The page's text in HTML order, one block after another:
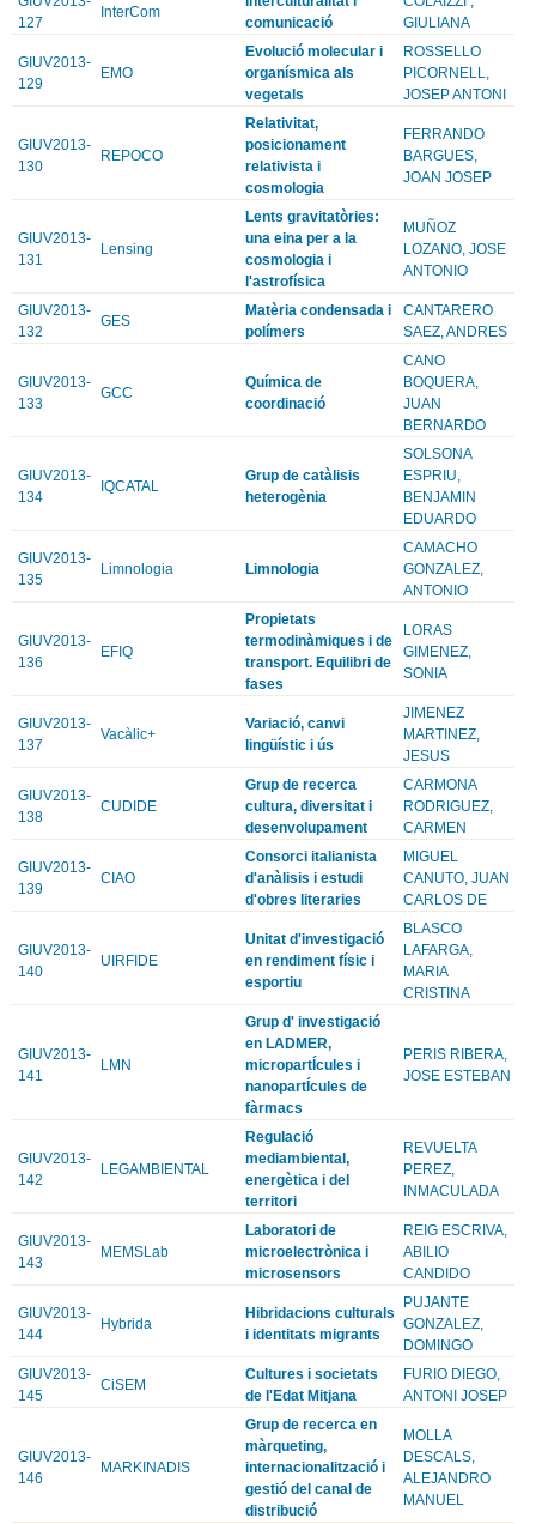
127
InterCom
comunicació
GIULIANA
GIUV2013-
129
EMO
Evolució molecular i
organísmica als
vegetals
ROSSELLO
PICORNELL,
JOSEP ANTONI
GIUV2013-
130
REPOCO
Relativitat,
posicionament
relativista i
cosmologia
FERRANDO
BARGUES,
JOAN JOSEP
GIUV2013-
131
Lensing
Lents gravitatòries:
una eina per a la
cosmologia i
l'astrofísica
MUÑOZ
LOZANO, JOSE
ANTONIO
GIUV2013-
132
GES
Matèria condensada i
polímers
CANTARERO
SAEZ, ANDRES
GIUV2013-
133
GCC
Química de
coordinació
CANO
BOQUERA,
JUAN
BERNARDO
GIUV2013-
134
IQCATAL
Grup de catàlisis
heterogènia
SOLSONA
ESPRIU,
BENJAMIN
EDUARDO
GIUV2013-
135
Limnologia Limnologia
CAMACHO
GONZALEZ,
ANTONIO
GIUV2013-
136
EFIQ
Propietats
termodinàmiques i de
transport. Equilibri de
fases
LORAS
GIMENEZ,
SONIA
GIUV2013-
137
Vacàlic+
Variació, canvi
lingüístic i ús
JIMENEZ
MARTINEZ,
JESUS
GIUV2013-
138
CUDIDE
Grup de recerca
cultura, diversitat i
desenvolupament
CARMONA
RODRIGUEZ,
CARMEN
GIUV2013-
139
CIAO
Consorci italianista
d'anàlisis i estudi
d'obres literaries
MIGUEL
CANUTO, JUAN
CARLOS DE
GIUV2013-
140
UIRFIDE
Unitat d'investigació
en rendiment físic i
esportiu
BLASCO
LAFARGA,
MARIA
CRISTINA
GIUV2013-
141
LMN
Grup d' investigació
en LADMER,
micropartÍcules i
nanopartÍcules de
fàrmacs
PERIS RIBERA,
JOSE ESTEBAN
GIUV2013-
142
LEGAMBIENTAL
Regulació
mediambiental,
energètica i del
territori
REVUELTA
PEREZ,
INMACULADA
GIUV2013-
143
MEMSLab
Laboratori de
microelectrònica i
microsensors
REIG ESCRIVA,
ABILIO
CANDIDO
GIUV2013-
144
Hybrida
Hibridacions culturals
i identitats migrants
PUJANTE
GONZALEZ,
DOMINGO
GIUV2013-
145
CiSEM
Cultures i societats
de l'Edat Mitjana
FURIO DIEGO,
ANTONI JOSEP
GIUV2013-
146
MARKINADIS
Grup de recerca en
màrqueting,
internacionalització i
gestió del canal de
distribució
MOLLA
DESCALS,
ALEJANDRO
MANUEL